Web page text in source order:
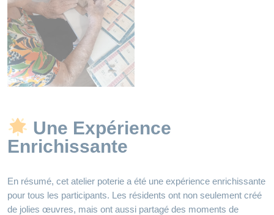
Une Expérience
Enrichissante
En résumé, cet atelier poterie a été une expérience enrichissante
pour tous les participants. Les résidents ont non seulement créé
de jolies œuvres, mais ont aussi partagé des moments de